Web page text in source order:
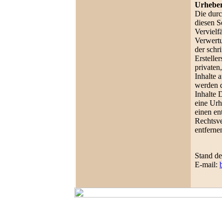
Die
diesen
der
Inhalte
werden
Inhalte
eine
einen
Stand
E-mail: